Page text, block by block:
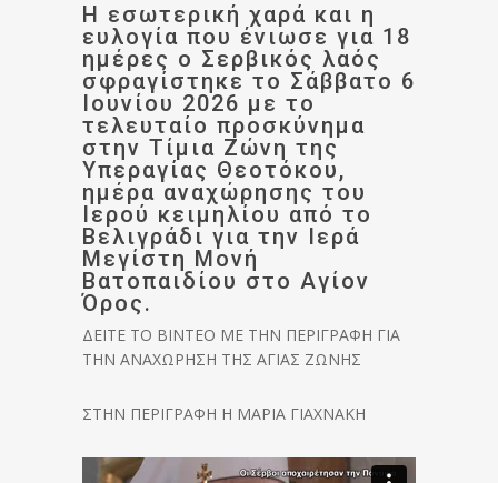
Η εσωτερική χαρά και η
ευλογία που ένιωσε για 18
ημέρες ο Σερβικός λαός
σφραγίστηκε το Σάββατο 6
Ιουνίου 2026 με το
τελευταίο προσκύνημα
στην Τίμια Ζώνη της
Υπεραγίας Θεοτόκου,
ημέρα αναχώρησης του
Ιερού κειμηλίου από το
Βελιγράδι για την Ιερά
Μεγίστη Μονή
Βατοπαιδίου στο Αγίον
Όρος.
ΔΕΙΤΕ ΤΟ ΒΙΝΤΕΟ ΜΕ ΤΗΝ ΠΕΡΙΓΡΑΦΗ ΓΙΑ
ΤΗΝ ΑΝΑΧΩΡΗΣΗ ΤΗΣ ΑΓΙΑΣ ΖΩΝΗΣ
ΣΤΗΝ ΠΕΡΙΓΡΑΦΗ Η ΜΑΡΙΑ ΓΙΑΧΝΑΚΗ